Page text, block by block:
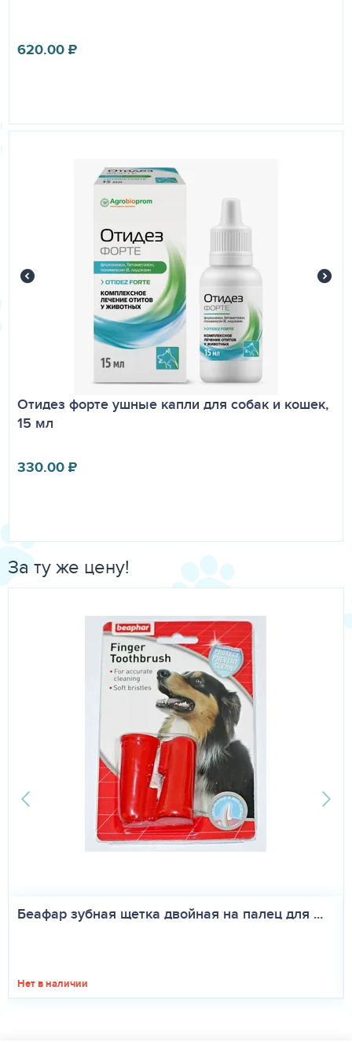
620.00₽
Отидез форте ушные капли для собак и кошек,
15 мл
330.00₽
За ту же цену!
... Сульф 120 антибактериальный препарат
Нет в наличии